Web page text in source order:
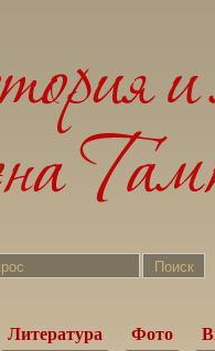
Литература Фото